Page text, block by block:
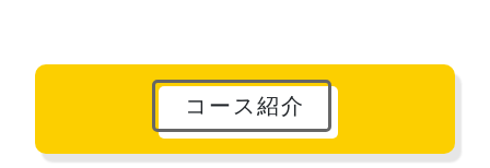
コース紹介